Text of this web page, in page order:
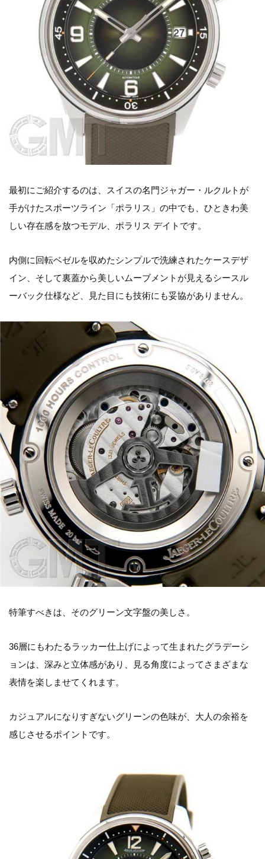
最初にご紹介するのは、スイスの名門ジャガー・ルクルトが
手がけたスポーツライン「ポラリス」の中でも、ひときわ美
しい存在感を放つモデル、ポラリス デイトです。
内側に回転ベゼルを収めたシンプルで洗練されたケースデザ
イン、そして裏蓋から美しいムーブメントが見えるシースル
ーバック仕様など、見た目にも技術にも妥協がありません。
特筆すべきは、そのグリーン文字盤の美しさ。
36層にもわたるラッカー仕上げによって生まれたグラデーシ
ョンは、深みと立体感があり、見る角度によってさまざまな
表情を楽しませてくれます。
カジュアルになりすぎないグリーンの色味が、大人の余裕を
感じさせるポイントです。